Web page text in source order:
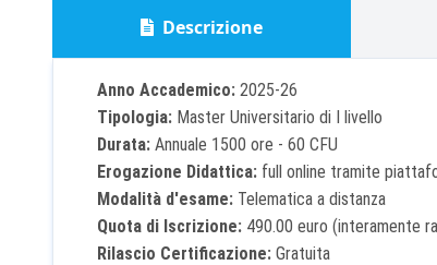
Descrizione
Anno Accademico: 2025-26
Tipologia: Master Universitario di I livello
Durata: Annuale 1500 ore - 60 CFU
Erogazione Didattica: full online tramite
Modalità d'esame: Telematica a distanza
Quota di Iscrizione: 490.00 euro (interamente
Rilascio Certificazione: Gratuita